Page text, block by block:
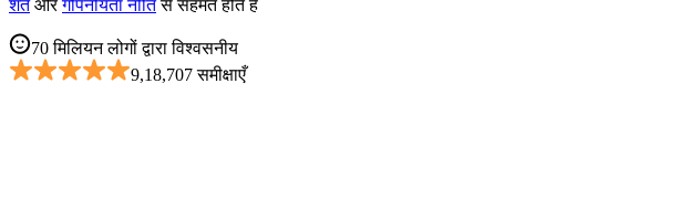
शर्तेंऔरगोपनीयता नीतिसे सहमत होते हैं
70 मिलियन लोगों द्वारा विश्वसनीय
9,18,707 समीक्षाएँ